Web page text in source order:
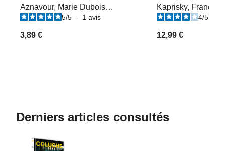
Aznavour, Marie Dubois…
5/5 - 1 avis
3,89 €
Kaprisky, Francis
4/5
12,99 €
Derniers articles consultés